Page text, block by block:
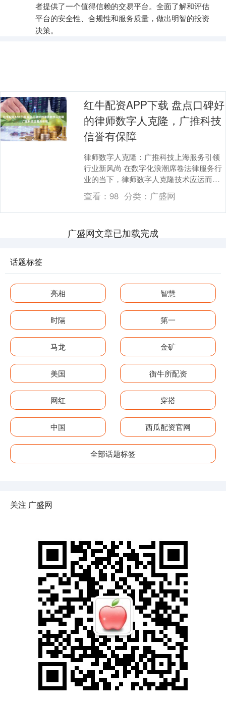
者提供了一个值得信赖的交易平台。全面了解和评估
平台的安全性、合规性和服务质量，做出明智的投资
决策。
红牛配资APP下载 盘点口碑好
的律师数字人克隆，广推科技
信誉有保障
律师数字人克隆：广推科技上海服务引领
行业新风尚 在数字化浪潮席卷法律服务行
业的当下，律师数字人克隆技术应运而
生，为律师及律所的发展带来了全新的机
遇。广推科技在上....
查看：98 分类： 广盛网
广盛网文章已加载完成
话题标签
亮相 智慧
时隔 第一
马龙 金矿
美国 衡牛所配资
网红 穿搭
中国 西瓜配资官网
全部话题标签
关注 广盛网